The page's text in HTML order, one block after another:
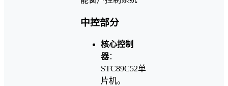
中控部分
核心控制
器：
STC89C52单
片机。